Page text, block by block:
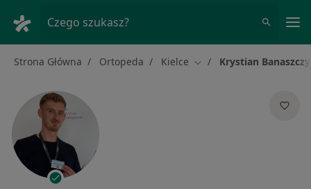
Czego szukasz?
Strona Główna Ortopeda Kielce Zmień miasto
Krystian